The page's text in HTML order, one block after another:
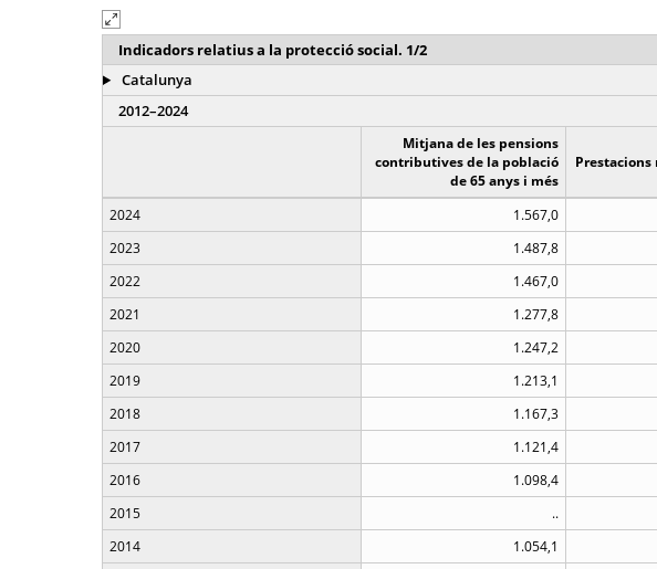
Indicadors relatius a la protecció social. 1/2
Catalunya
2012–2024
Mitjana de les pensions
contributives de la població
de 65 anys i més
2024
1.567,0
2023
1.487,8
2022
1.467,0
2021
1.277,8
2020
1.247,2
2019
1.213,1
2018
1.167,3
2017
1.121,4
2016
1.098,4
2015
..
2014
1.054,1